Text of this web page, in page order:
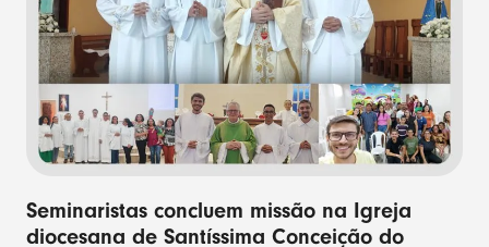
Seminaristas concluem missão na Igreja
diocesana de Santíssima Conceição do